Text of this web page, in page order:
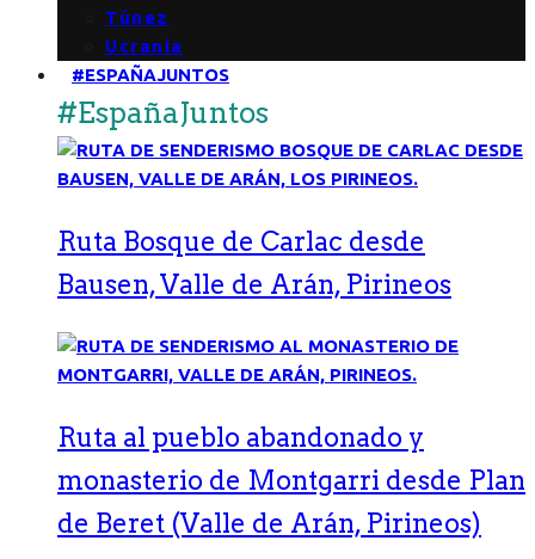
Túnez
Ucrania
#ESPAÑAJUNTOS
#EspañaJuntos
Ruta Bosque de Carlac desde
Bausen, Valle de Arán, Pirineos
Ruta al pueblo abandonado y
monasterio de Montgarri desde Plan
de Beret (Valle de Arán, Pirineos)